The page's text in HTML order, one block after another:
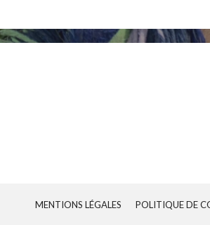
MENTIONS LÉGALES POLITIQUE DE